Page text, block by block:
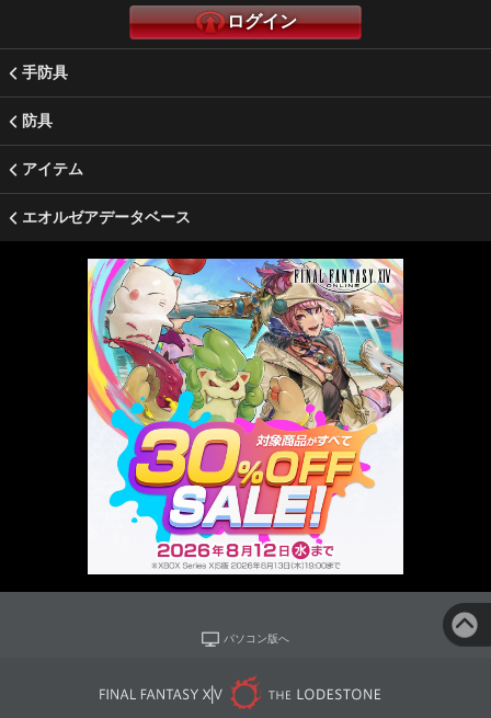
ログイン
手防具
防具
アイテム
エオルゼアデータベース
パソコン版へ